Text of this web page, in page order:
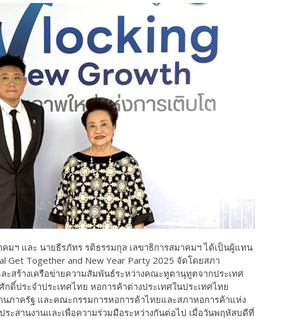
ฯ และ นายธีรภัทร รติธรรมกุล เลขาธิการสมาคมฯ ได้เป็นผู้แทน
Get Together and New Year Party 2025 จัดโดยสภา
ะสร้างเครือข่ายความสัมพันธ์ระหว่างคณะทูตานุทูตจากประเทศ
ดิ์ประจำประเทศไทย หอการค้าต่างประเทศในประเทศไทย
ภาครัฐ และคณะกรรมการหอการค้าไทยและสภาหอการค้าแห่ง
ะสานงานและเพื่อความร่วมมือระหว่างกันต่อไป เมื่อวันพฤหัสบดีที่